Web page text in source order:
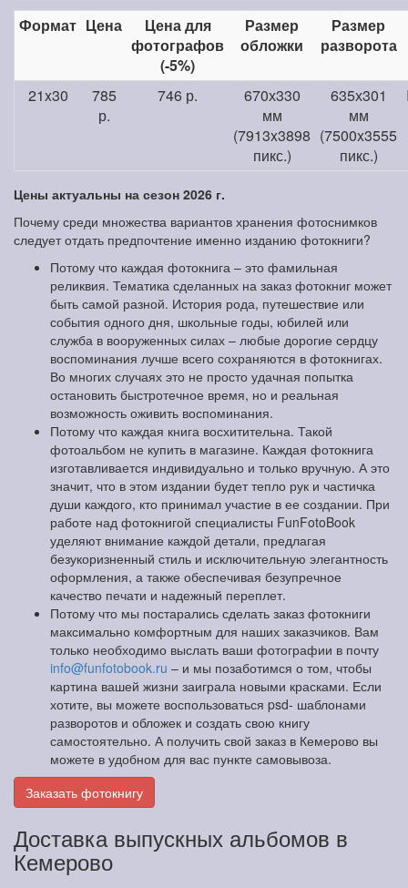
Формат Цена
Цена для
фотографов
(-5%)
Размер
обложки
Размер
разворота
21x30
785
р.
746 р.
670х330
мм
(7913x3898
пикс.)
635х301
мм
(7500x3555
пикс.)
Цены актуальны на сезон 2026 г.
Почему среди множества вариантов хранения фотоснимков
следует отдать предпочтение именно изданию фотокниги?
Потому что каждая фотокнига – это фамильная
реликвия. Тематика сделанных на заказ фотокниг может
быть самой разной. История рода, путешествие или
события одного дня, школьные годы, юбилей или
служба в вооруженных силах – любые дорогие сердцу
воспоминания лучше всего сохраняются в фотокнигах.
Во многих случаях это не просто удачная попытка
остановить быстротечное время, но и реальная
возможность оживить воспоминания.
Потому что каждая книга восхитительна. Такой
фотоальбом не купить в магазине. Каждая фотокнига
изготавливается индивидуально и только вручную. А это
значит, что в этом издании будет тепло рук и частичка
души каждого, кто принимал участие в ее создании. При
работе над фотокнигой специалисты FunFotoBook
уделяют внимание каждой детали, предлагая
безукоризненный стиль и исключительную элегантность
оформления, а также обеспечивая безупречное
качество печати и надежный переплет.
Потому что мы постарались сделать заказ фотокниги
максимально комфортным для наших заказчиков. Вам
только необходимо выслать ваши фотографии в почту
info@funfotobook.ru – и мы позаботимся о том, чтобы
картина вашей жизни заиграла новыми красками. Если
хотите, вы можете воспользоваться psd- шаблонами
разворотов и обложек и создать свою книгу
самостоятельно. А получить свой заказ в Кемерово вы
можете в удобном для вас пункте самовывоза.
Заказать фотокнигу
Доставка выпускных альбомов в
Кемерово